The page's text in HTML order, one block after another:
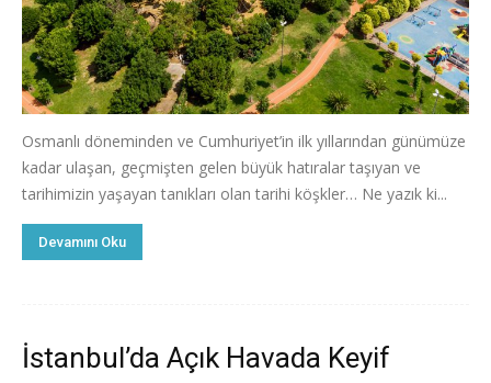
Osmanlı döneminden ve Cumhuriyet’in ilk yıllarından günümüze
kadar ulaşan, geçmişten gelen büyük hatıralar taşıyan ve
tarihimizin yaşayan tanıkları olan tarihi köşkler… Ne yazık ki...
Devamını Oku
İstanbul’da Açık Havada Keyif